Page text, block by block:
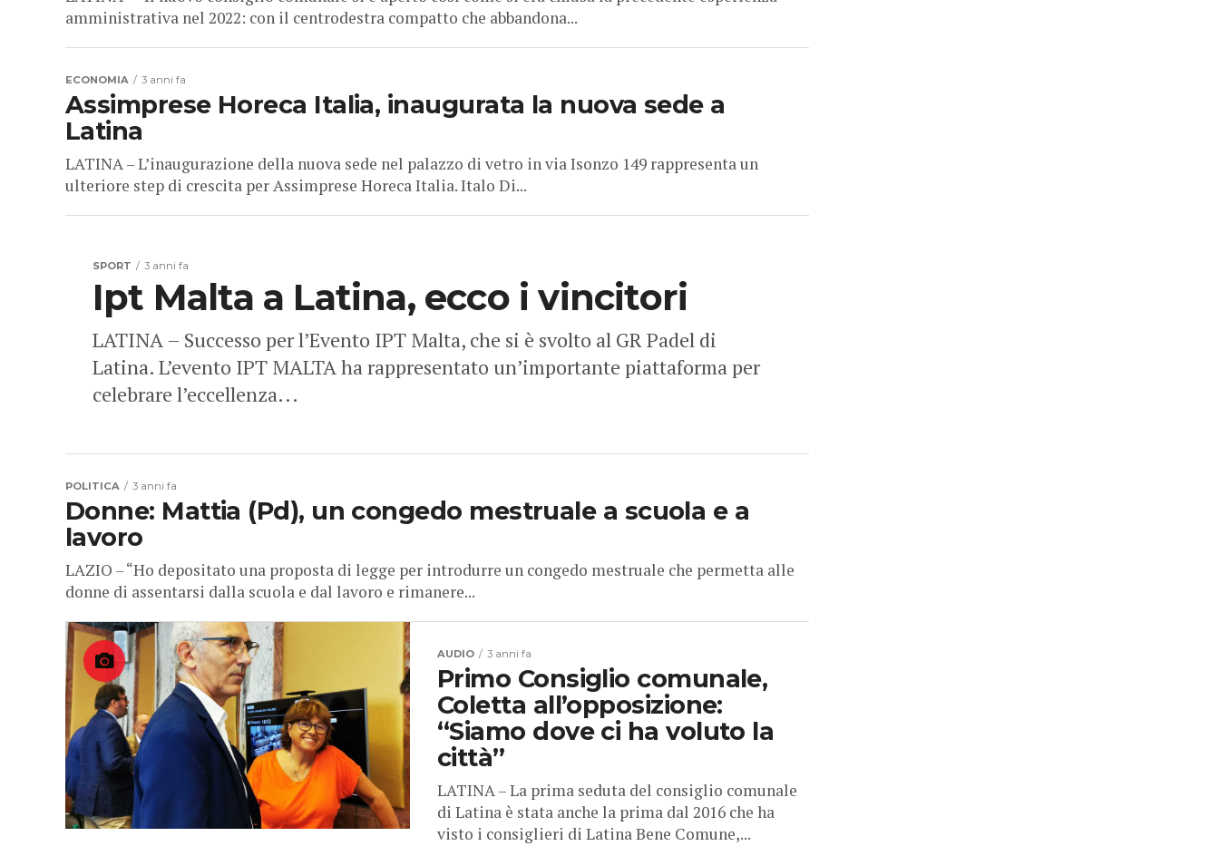
amministrativa nel 2022: con il centrodestra compatto che abbandona...
ECONOMIA 3 anni fa
Assimprese Horeca Italia, inaugurata la nuova sede a
Latina
LATINA – L’inaugurazione della nuova sede nel palazzo di vetro in via Isonzo 149 rappresenta un
ulteriore step di crescita per Assimprese Horeca Italia. Italo Di...
SPORT 3 anni fa
Ipt Malta a Latina, ecco i vincitori
LATINA – Successo per l’Evento IPT Malta, che si è svolto al GR Padel di
Latina. L’evento IPT MALTA ha rappresentato un’importante piattaforma per
celebrare l’eccellenza...
POLITICA 3 anni fa
Donne: Mattia (Pd), un congedo mestruale a scuola e a
lavoro
LAZIO – “Ho depositato una proposta di legge per introdurre un congedo mestruale che permetta alle
donne di assentarsi dalla scuola e dal lavoro e rimanere...
AUDIO 3 anni fa
Primo Consiglio comunale,
Coletta all’opposizione:
“Siamo dove ci ha voluto la
città”
LATINA – La prima seduta del consiglio comunale
di Latina è stata anche la prima dal 2016 che ha
visto i consiglieri di Latina Bene Comune,...